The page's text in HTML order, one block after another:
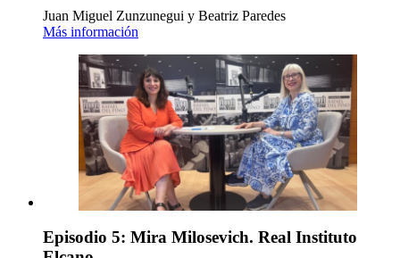
Juan Miguel Zunzunegui y Beatriz Paredes
Más información
Episodio 5: Mira Milosevich. Real Instituto